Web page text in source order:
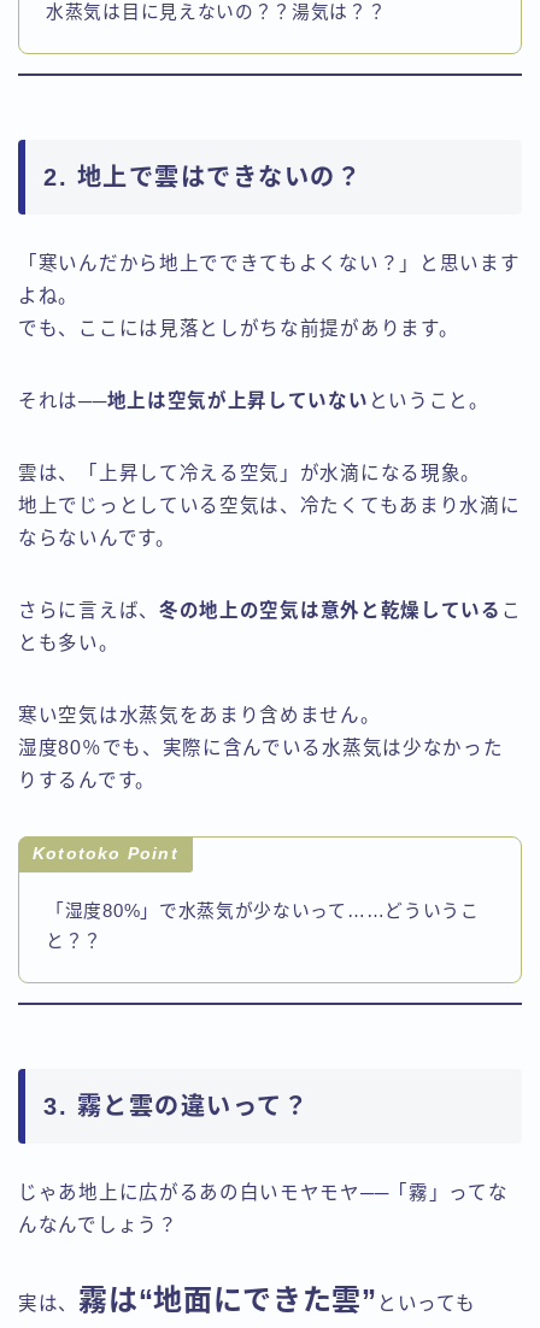
水蒸気は目に見えないの？？湯気は？？
2. 地上で雲はできないの？
「寒いんだから地上でできてもよくない？」と思います
よね。
でも、ここには見落としがちな前提があります。
それは──地上は空気が上昇していない ということ。
雲は、「上昇して冷える空気」が水滴になる現象。
地上でじっとしている空気は、冷たくてもあまり水滴に
ならないんです。
さらに言えば、 冬の地上の空気は意外と乾燥している こ
とも多い。
寒い空気は水蒸気をあまり含めません。
湿度80％でも、実際に含んでいる水蒸気は少なかった
りするんです。
Kototoko Point
「湿度80%」で水蒸気が少ないって……どういうこ
と？？
3. 霧と雲の違いって？
じゃあ地上に広がるあの白いモヤモヤ──「霧」ってな
んなんでしょう？
実は、 霧は“地面にできた雲” といっても